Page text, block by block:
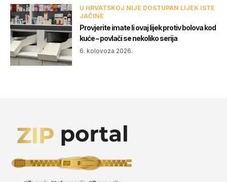
U HRVATSKOJ NIJE DOSTUPAN LIJEK ISTE
JAČINE
Provjerite imate li ovaj lijek protiv bolova kod
kuće – povlači se nekoliko serija
6. kolovoza 2026.